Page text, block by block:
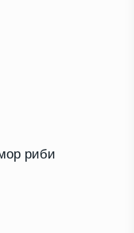
риби